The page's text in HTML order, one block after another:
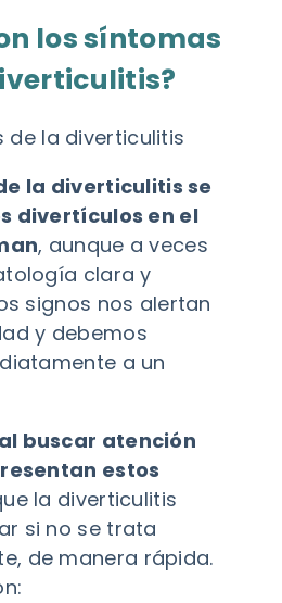
los síntomas
la diverticulitis se
divertículos en el
, aunque a veces
clara y
signos nos alertan
y debemos
a un
buscar atención
estos
la diverticulitis
si no se trata
de manera rápida.